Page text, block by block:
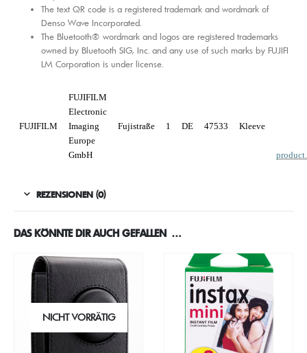
The text QR code is a registered trademark and wordmark of
Denso Wave Incorporated.
The Bluetooth® wordmark and logos are registered trademarks
owned by Bluetooth SIG, Inc. and any use of such marks by FUJIFI
LM Corporation is under license.
FUJIFILM
FUJIFILM
Electronic
Imaging
Europe
GmbH
Fujistraße 1 DE 47533 Kleeve
REZENSIONEN (0)
DAS KÖNNTE DIR AUCH GEFALLEN …
NICHT VORRÄTIG